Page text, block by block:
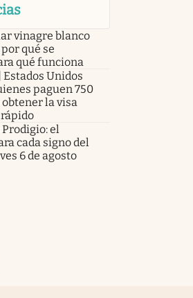
vinagre blanco
qué se
qué funciona
Unidos
paguen 750
la visa
el
cada signo del
6 de agosto